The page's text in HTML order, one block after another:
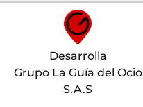
Desarrolla
Grupo La Guía del Ocio
S.A.S